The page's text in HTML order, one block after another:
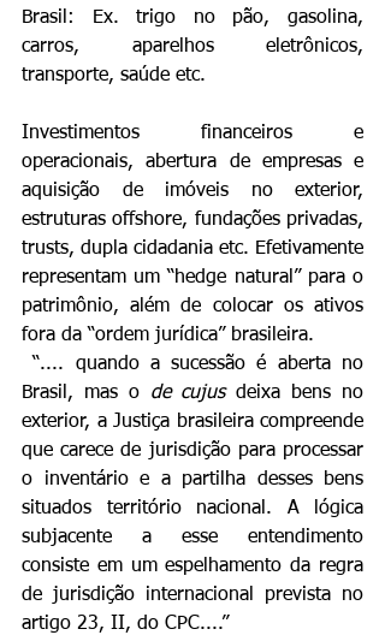
Brasil: Ex. trigo no pão, gasolina,
carros, aparelhos eletrônicos,
transporte, saúde etc.
Investimentos financeiros e
operacionais, abertura de empresas e
aquisição de imóveis no exterior,
estruturas offshore, fundações privadas,
trusts, dupla cidadania etc. Efetivamente
representam um “hedge natural” para o
patrimônio, além de colocar os ativos
fora da “ordem jurídica” brasileira.
“.... quando a sucessão é aberta no
Brasil, mas o de cujus deixa bens no
exterior, a Justiça brasileira compreende
que carece de jurisdição para processar
o inventário e a partilha desses bens
situados território nacional. A lógica
subjacente a esse entendimento
consiste em um espelhamento da regra
de jurisdição internacional prevista no
artigo 23, II, do CPC....”